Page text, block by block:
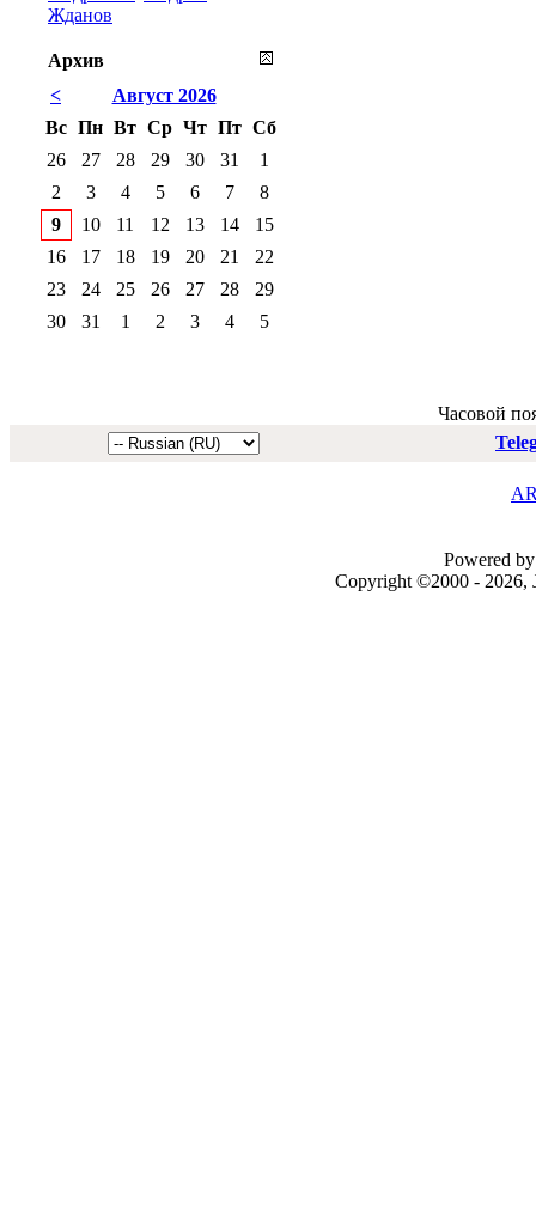
Жданов
Архив
<
Август 2026
Вс Пн Вт Ср Чт Пт Сб
26
27 28 29 30 31
1
2
3 4 5 6 7
8
9
10 11 12 13 14
15
16
17 18 19 20 21
22
23
24 25 26 27 28
29
30
31 1 2 3 4 5
Часовой
Powered
Copyright ©2000 - 2026,